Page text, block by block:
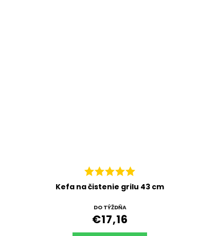
Kefa na čistenie grilu 43 cm
DO TÝŽDŇA
€17,16